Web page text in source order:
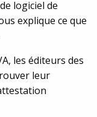
logiciel de
explique ce que
les éditeurs des
leur